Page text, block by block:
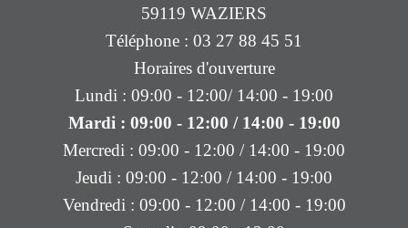
59119 WAZIERS
Téléphone : 03 27 88 45 51
Horaires d'ouverture
Lundi : 09:00 - 12:00/ 14:00 - 19:00
Mardi : 09:00 - 12:00 / 14:00 - 19:00
Mercredi : 09:00 - 12:00 / 14:00 - 19:00
Jeudi : 09:00 - 12:00 / 14:00 - 19:00
Vendredi : 09:00 - 12:00 / 14:00 - 19:00